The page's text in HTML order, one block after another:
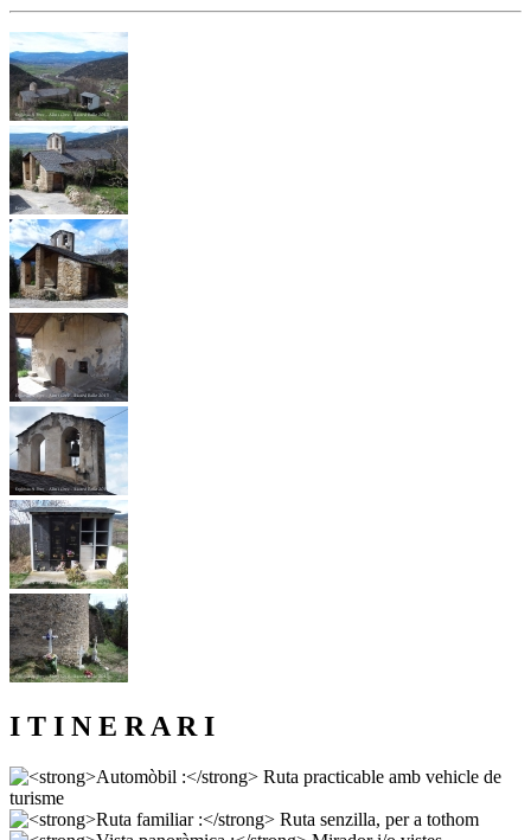
I T I N E R A R I